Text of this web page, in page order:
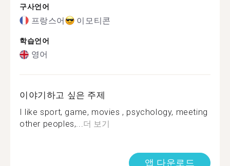
구사언어
프랑스어 이모티콘
학습언어
영어
이야기하고 싶은 주제
I like sport, game, movies , psychology, meeting
other peoples,...더 보기
앱 다운로드